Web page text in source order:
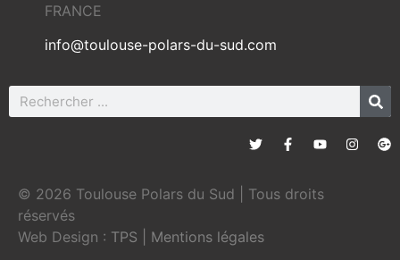
FRANCE
info@toulouse-polars-du-sud.com
© 2026 Toulouse Polars du Sud | Tous droits
réservés
Web Design : TPS Mentions légales